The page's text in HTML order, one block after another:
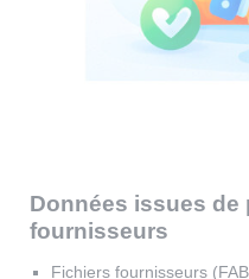
Données issues de
fournisseurs
Fichiers fournisseurs